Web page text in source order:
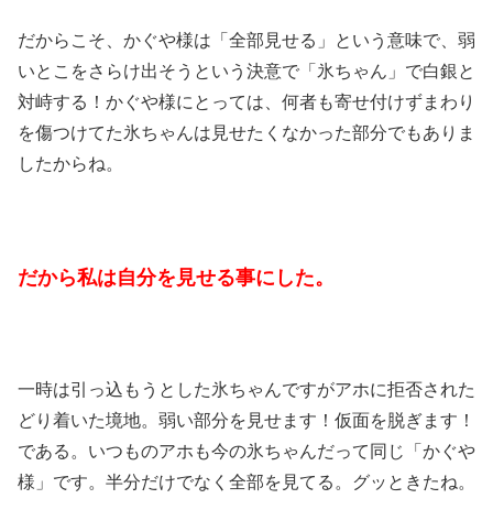
だからこそ、かぐや様は「全部見せる」という意味で、弱
いとこをさらけ出そうという決意で「氷ちゃん」で白銀と
対峙する！かぐや様にとっては、何者も寄せ付けずまわり
を傷つけてた氷ちゃんは見せたくなかった部分でもありま
したからね。
だから私は自分を見せる事にした。
一時は引っ込もうとした氷ちゃんですがアホに拒否された
どり着いた境地。弱い部分を見せます！仮面を脱ぎます！
である。いつものアホも今の氷ちゃんだって同じ「かぐや
様」です。半分だけでなく全部を見てる。グッときたね。